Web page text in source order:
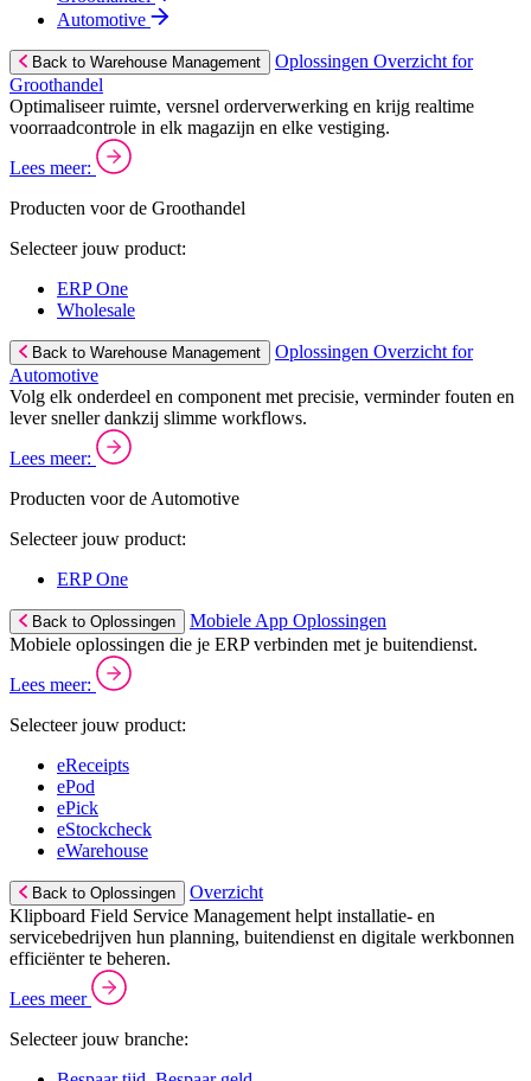
Automotive
Back to Warehouse Management
Oplossingen Overzicht for
Groothandel
Optimaliseer ruimte, versnel orderverwerking en krijg realtime
voorraadcontrole in elk magazijn en elke vestiging.
Lees meer:
Producten voor de Groothandel
Selecteer jouw product:
ERP One
Wholesale
Back to Warehouse Management
Oplossingen Overzicht for
Automotive
Volg elk onderdeel en component met precisie, verminder fouten en
lever sneller dankzij slimme workflows.
Lees meer:
Producten voor de Automotive
Selecteer jouw product:
ERP One
Back to Oplossingen
Mobiele App Oplossingen
Mobiele oplossingen die je ERP verbinden met je buitendienst.
Lees meer:
Selecteer jouw product:
eReceipts
ePod
ePick
eStockcheck
eWarehouse
Back to Oplossingen
Overzicht
Klipboard Field Service Management helpt installatie- en
servicebedrijven hun planning, buitendienst en digitale werkbonnen
efficiënter te beheren.
Lees meer
Selecteer jouw branche: